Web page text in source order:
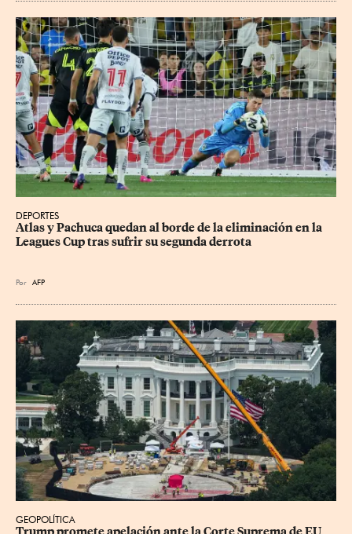
DEPORTES
Atlas y Pachuca quedan al borde de la eliminación en la
Leagues Cup tras sufrir su segunda derrota
Por AFP
GEOPOLÍTICA